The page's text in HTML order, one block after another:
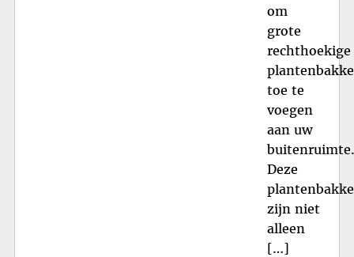
om
grote
rechthoekige
toe te
voegen
aan uw
buitenruimte.
Deze
zijn niet
alleen
[…]